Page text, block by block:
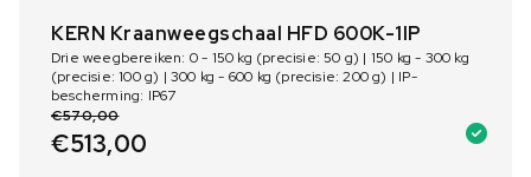
KERN Kraanweegschaal HFD 600K-1IP
Drie weegbereiken: 0 - 150 kg (precisie: 50 g) | 150 kg - 300 kg
(precisie: 100 g) | 300 kg - 600 kg (precisie: 200 g) | IP-
bescherming: IP67
€570,00
€513,00